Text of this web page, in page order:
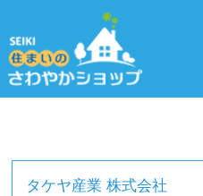
タケヤ産業 株式会社